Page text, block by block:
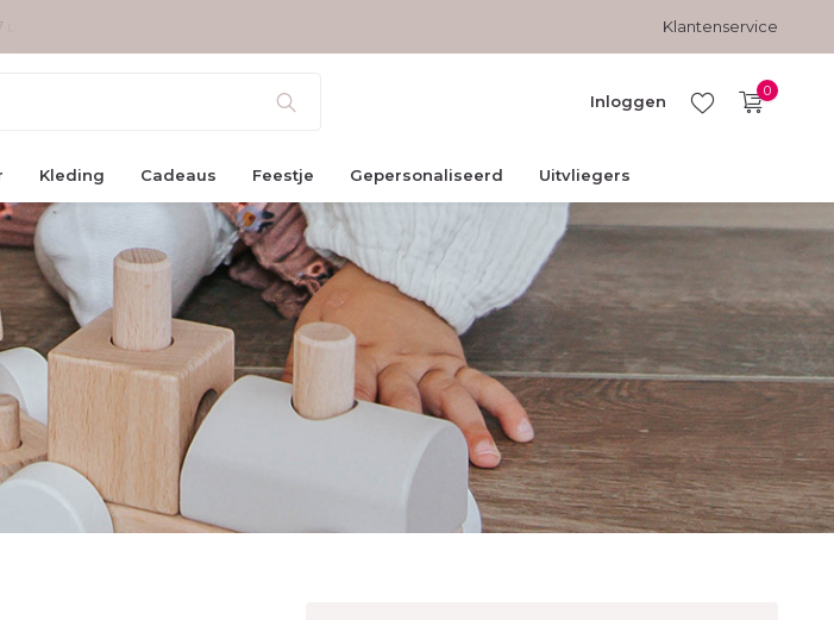
uur besteld, vandaag verzonden Veilig betalen met
Klantenservice
Inloggen
Account
aanmaken
0
Kleding Cadeaus Feestje Gepersonaliseerd Uitvliegers